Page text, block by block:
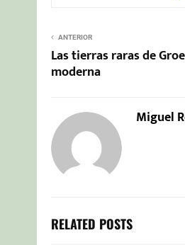
ANTERIOR
Las tierras raras de
moderna
Miguel
RELATED POSTS